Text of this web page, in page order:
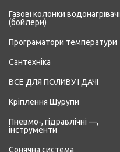
Газові колонки водонагрівачі
(бойлери)
Програматори температури
Сантехніка
ВСЕ ДЛЯ ПОЛИВУ І ДАЧІ
Кріплення Шурупи
Пневмо-, гідравлічні —,
інструменти
Сонячна система